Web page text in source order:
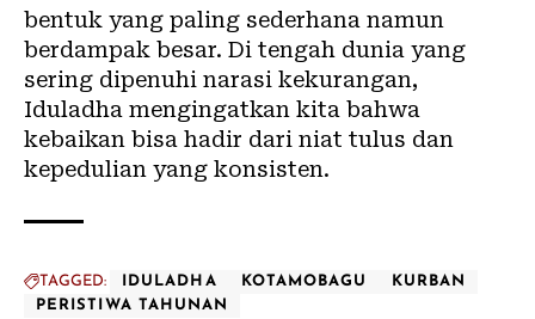
bentuk yang paling sederhana namun
berdampak besar. Di tengah dunia yang
sering dipenuhi narasi kekurangan,
Iduladha mengingatkan kita bahwa
kebaikan bisa hadir dari niat tulus dan
kepedulian yang konsisten.
TAGGED: IDULADHA KOTAMOBAGU
KURBAN
PERISTIWA TAHUNAN